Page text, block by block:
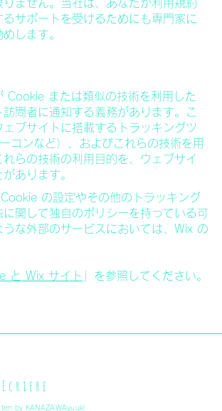
ません。当社は、あなたが利用規約
サポートを受けるためにも専門家に
します。
Cookie または類似の技術を利用した
問者に通知する義務があります。こ
ブサイトに搭載するトラッキングツ
コンなど）、およびこれらの技術を用
らの技術の利用目的を、ウェブサイ
あります。
の設定やその他のトラッキング
関して独自のポリシーを持っている可
な外部のサービスにおいては、Wix の
と Wix サイト 」を参照してください。
by KANAZAWAyuuki